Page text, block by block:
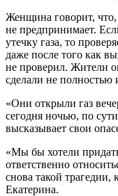
Женщина говорит, что,
не предпринимает.
утечку газа, то
даже после того как
не проверил. Жители
сделали не полностью
«Они открыли газ
сегодня ночью, по
высказывает свои
«Мы бы хотели
ответственно
снова такой
Екатерина.